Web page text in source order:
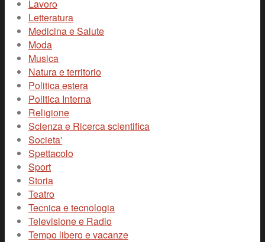
Lavoro
Letteratura
Medicina e Salute
Moda
Musica
Natura e territorio
Politica estera
Politica Interna
Religione
Scienza e Ricerca scientifica
Societa'
Spettacolo
Sport
Storia
Teatro
Tecnica e tecnologia
Televisione e Radio
Tempo libero e vacanze